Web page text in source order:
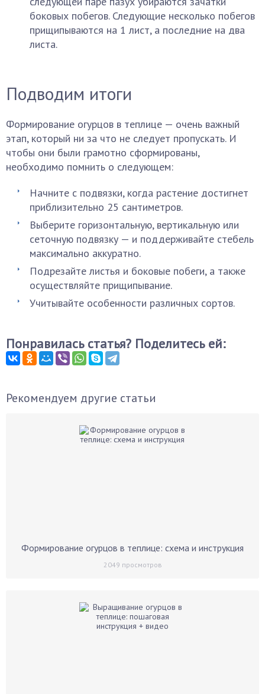
боковых побегов. Следующие несколько побегов
прищипываются на 1 лист, а последние на два
листа.
Подводим итоги
Формирование огурцов в теплице — очень важный
этап, который ни за что не следует пропускать. И
чтобы они были грамотно сформированы,
необходимо помнить о следующем:
Начните с подвязки, когда растение достигнет
приблизительно 25 сантиметров.
Выберите горизонтальную, вертикальную или
сеточную подвязку — и поддерживайте стебель
максимально аккуратно.
Подрезайте листья и боковые побеги, а также
осуществляйте прищипывание.
Учитывайте особенности различных сортов.
Понравилась статья? Поделитесь ей:
Рекомендуем другие статьи
Формирование огурцов в теплице: схема и инструкция
2049 просмотров